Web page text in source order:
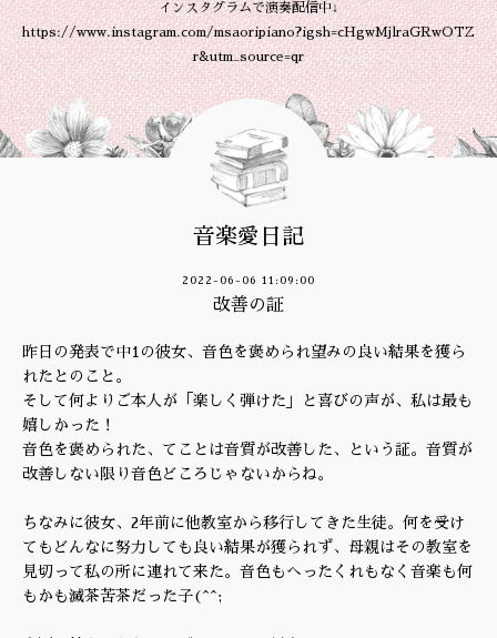
インスタグラムで演奏配信中↓
https://www.instagram.com/msaoripiano?igsh=cHgwMjlraGRwOTZ
r&utm_source=qr
音楽愛日記
2022-06-06 11:09:00
改善の証
昨日の発表で中1の彼女、音色を褒められ望みの良い結果を獲ら
れたとのこと。
そして何よりご本人が「楽しく弾けた」と喜びの声が、私は最も
嬉しかった！
音色を褒められた、てことは音質が改善した、という証。音質が
改善しない限り音色どころじゃないからね。
ちなみに彼女、2年前に他教室から移行してきた生徒。何を受け
てもどんなに努力しても良い結果が獲られず、母親はその教室を
見切って私の所に連れて来た。音色もへったくれもなく音楽も何
もかも滅茶苦茶だった子(^^;